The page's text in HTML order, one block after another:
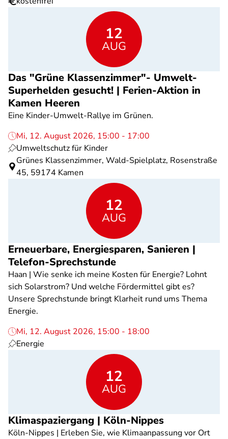
12
AUG
Das "Grüne Klassenzimmer"- Umwelt-
Superhelden gesucht! | Ferien-Aktion in
Kamen Heeren
Eine Kinder-Umwelt-Rallye im Grünen.
Mi, 12. August 2026, 15:00 - 17:00
Umweltschutz für Kinder
Grünes Klassenzimmer, Wald-Spielplatz, Rosenstraße
45, 59174 Kamen
12
AUG
Erneuerbare, Energiesparen, Sanieren |
Telefon-Sprechstunde
Haan | Wie senke ich meine Kosten für Energie? Lohnt
sich Solarstrom? Und welche Fördermittel gibt es?
Unsere Sprechstunde bringt Klarheit rund ums Thema
Energie.
Mi, 12. August 2026, 15:00 - 18:00
Energie
12
AUG
Klimaspaziergang | Köln-Nippes
Köln-Nippes | Erleben Sie, wie Klimaanpassung vor Ort